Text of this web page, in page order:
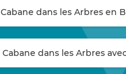
Cabane dans les Arbres en
Cabane dans les Arbres